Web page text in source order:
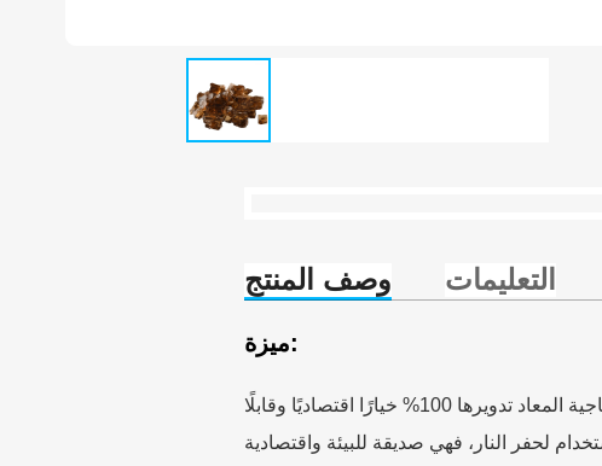
وصف المنتج التعليمات
ميزة:
تُعدّ المواد الخام الزجاجية المعاد تدويرها 100% خيارًا اقتصاديًا وقابلًا